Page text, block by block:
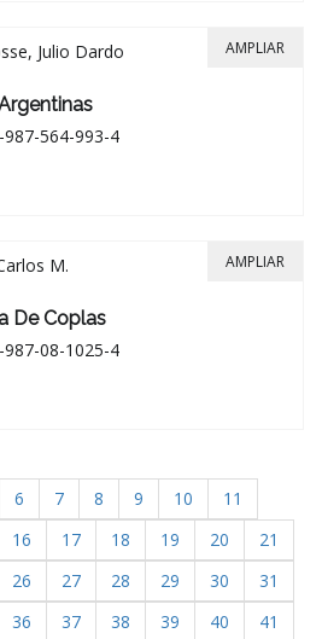
Julio Dardo
987-564-993-4
AMPLIAR
M.
De Coplas
987-08-1025-4
AMPLIAR
6 7 8 9 10
11
16 17 18 19 20
21
26 27 28 29 30
31
36 37 38 39 40
41